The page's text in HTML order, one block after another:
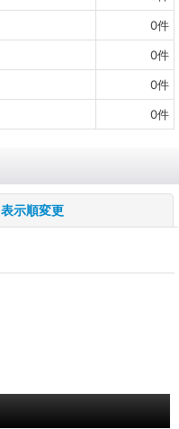
0件
0件
0件
0件
表示順変更